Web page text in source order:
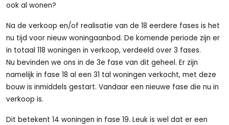
ook al wonen?
Na de verkoop en/of realisatie van de 18 eerdere fases is het
nu tijd voor nieuw woningaanbod. De komende periode zijn er
in totaal 118 woningen in verkoop, verdeeld over 3 fases.
Nu bevinden we ons in de 3e fase van dit geheel. Er zijn
namelijk in fase 18 al een 31 tal woningen verkocht, met deze
bouw is inmiddels gestart. Vandaar een nieuwe fase die nu in
verkoop is.
Dit betekent 14 woningen in fase 19. Leuk is wel dat er een